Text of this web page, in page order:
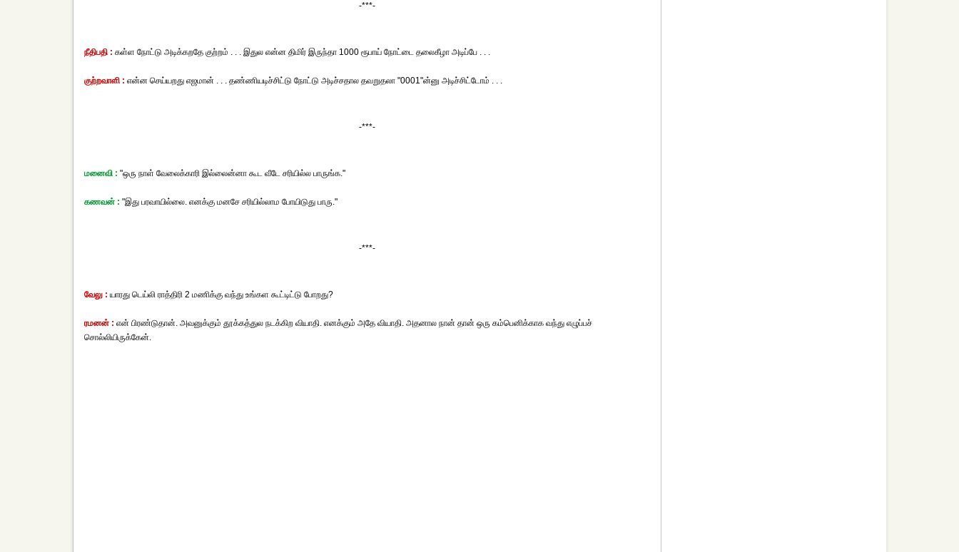
-***-
நீதிபதி : கள்ள நோட்டு அடிக்கறதே குற்றம் . . . இதுல என்ன திமிர் இருந்தா 1000 ரூபாய் நோட்டை தலைகீழா அடிப்பே . . .
குற்றவாளி : என்ன செய்யறது எஜமான் . . . தண்ணியடிச்சிட்டு நோட்டு அடிச்சதால தவறுதலா "0001"ன்னு அடிச்சிட்டோம் . . .
-***-
மனைவி : "ஒரு நாள் வேலைக்காரி இல்லைன்னா கூட வீடே சரியில்ல பாருங்க."
கணவன் : "இது பரவாயில்லை. எனக்கு மனசே சரியில்லாம போயிடுது பாரு."
-***-
வேலு : யாரது டெய்லி ராத்திரி 2 மணிக்கு வந்து உங்கள கூட்டிட்டு போறது?
ரமனன் : என் பிரண்டுதான். அவனுக்கும் தூக்கத்துல நடக்கிற வியாதி. எனக்கும் அதே வியாதி. அதனால நான் தான் ஒரு கம்பெனிக்காக வந்து எழுப்பச்
சொல்லியிருக்கேன்.